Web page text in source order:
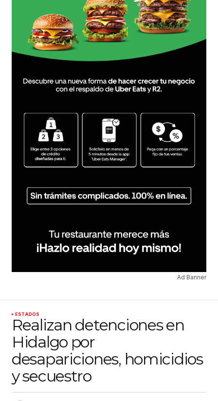
Ad Banner
ESTADOS
Realizan detenciones en
Hidalgo por
desapariciones, homicidios
y secuestro